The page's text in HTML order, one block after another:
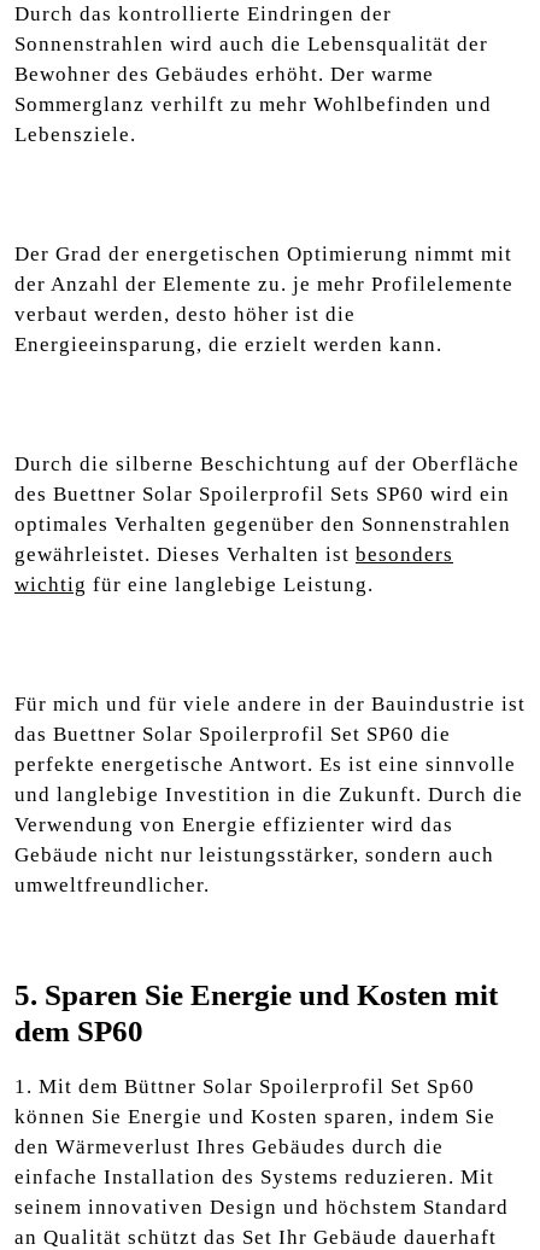
Durch das kontrollierte Eindringen der
Sonnenstrahlen wird auch die Lebensqualität der
Bewohner des Gebäudes erhöht. Der warme
Sommerglanz verhilft zu mehr Wohlbefinden und
Lebensziele.
Der Grad der energetischen Optimierung nimmt mit
der Anzahl der Elemente zu. je mehr Profilelemente
verbaut werden, desto höher ist die
Energieeinsparung, die erzielt werden kann.
Durch die silberne Beschichtung auf der Oberfläche
des Buettner Solar Spoilerprofil Sets SP60 wird ein
optimales Verhalten gegenüber den Sonnenstrahlen
gewährleistet. Dieses Verhalten ist besonders
wichtig für eine langlebige Leistung.
Für mich und für viele andere in der Bauindustrie ist
das Buettner Solar Spoilerprofil Set SP60 die
perfekte energetische Antwort. Es ist eine sinnvolle
und langlebige Investition in die Zukunft. Durch die
Verwendung von Energie effizienter wird das
Gebäude nicht nur leistungsstärker, sondern auch
umweltfreundlicher.
5. Sparen Sie Energie und Kosten mit
dem SP60
1. Mit dem Büttner Solar Spoilerprofil Set Sp60
können Sie Energie und Kosten sparen, indem Sie
den Wärmeverlust Ihres Gebäudes durch die
einfache Installation des Systems reduzieren. Mit
seinem innovativen Design und höchstem Standard
an Qualität schützt das Set Ihr Gebäude dauerhaft